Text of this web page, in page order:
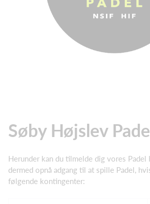
Søby Højslev
Herunder kan du tilmelde dig vores Padel
dermed opnå adgang til at spille Padel,
følgende kontingenter: